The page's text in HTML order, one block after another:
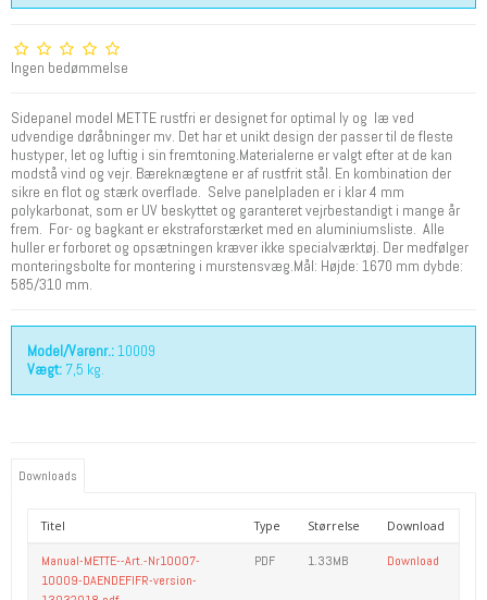
Ingen bedømmelse
Sidepanel model METTE rustfri er designet for optimal ly og læ ved
udvendige døråbninger mv. Det har et unikt design der passer til de fleste
hustyper, let og luftig i sin fremtoning.Materialerne er valgt efter at de kan
modstå vind og vejr. Bæreknægtene er af rustfrit stål. En kombination der
sikre en flot og stærk overflade. Selve panelpladen er i klar 4 mm
polykarbonat, som er UV beskyttet og garanteret vejrbestandigt i mange år
frem. For- og bagkant er ekstraforstærket med en aluminiumsliste. Alle
huller er forboret og opsætningen kræver ikke specialværktøj. Der medfølger
monteringsbolte for montering i murstensvæg.Mål: Højde: 1670 mm dybde:
585/310 mm.
Model/Varenr.:10009
Vægt: 7,5 kg.
Downloads
Titel Type Størrelse Download
Manual-METTE--Art.-Nr10007-
10009-DAENDEFIFR-version-
PDF 1.33MB Download